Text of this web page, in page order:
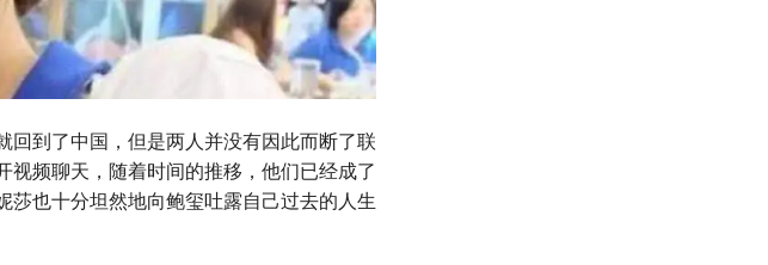
回到了中国，但是两人并没有因此而断了联
频聊天，随着时间的推移，他们已经成了
莎也十分坦然地向鲍玺吐露自己过去的人生